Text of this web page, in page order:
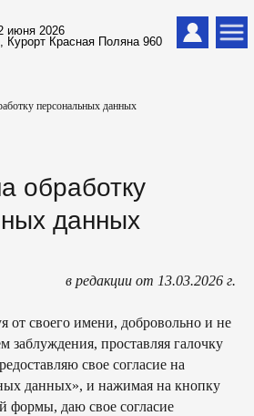
Поляна 960
персональных данных
в редакции от 13.03.2026 г.
от своего имени, добровольно и не
заблуждения, проставляя галочку
свое согласие на
данных», и нажимая на кнопку
формы, даю свое согласие